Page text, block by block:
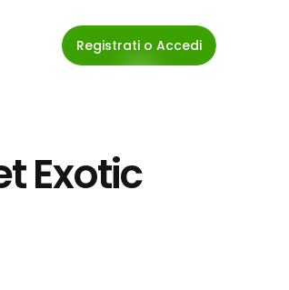
Registrati o Accedi
Exotic